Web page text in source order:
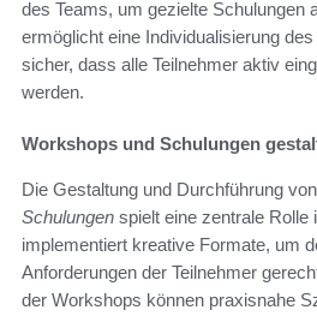
des Teams, um gezielte Schulungen
ermöglicht eine Individualisierung
sicher, dass alle Teilnehmer aktiv
werden.
Workshops und Schulungen
Die Gestaltung und Durchführung von
Schulungen spielt eine zentrale Rolle
implementiert kreative Formate, um
Anforderungen der Teilnehmer
der Workshops können praxisnahe